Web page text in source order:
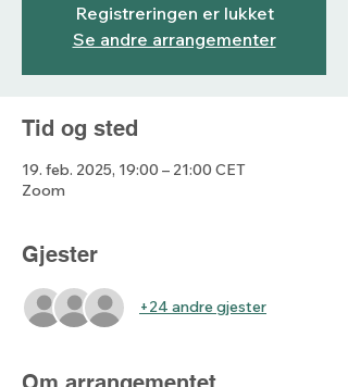
Registreringen er lukket
Se andre arrangementer
Tid og sted
19. feb. 2025, 19:00 – 21:00 CET
Zoom
Gjester
+24 andre gjester